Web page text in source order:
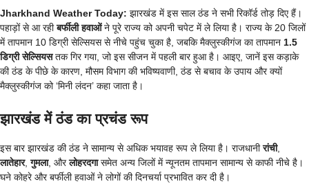
Jharkhand Weather Today: झारखंड में इस साल ठंड ने सभी रिकॉर्ड तोड़ दिए हैं।
पहाड़ों से आ रहीबर्फीली हवाओंने पूरे राज्य को अपनी चपेट में ले लिया है। राज्य के 20 जिलों
में तापमान 10 डिग्री सेल्सियस से नीचे पहुंच चुका है, जबकि मैक्लुस्कीगंज का तापमान 1.5
डिग्री सेल्सियसतक गिर गया, जो इस सीजन में पहली बार हुआ है। आइए, जानें इस कड़ाके
की ठंड के पीछे के कारण, मौसम विभाग की भविष्यवाणी, ठंड से बचाव के उपाय और क्यों
मैक्लुस्कीगंज को ‘मिनी लंदन’ कहा जाता है।
झारखंड में ठंड का प्रचंड रूप
इस बार झारखंड की ठंड ने सामान्य से अधिक भयावह रूप ले लिया है। राजधानीरांची,
लातेहार,गुमला, औरलोहरदगासमेत अन्य जिलों में न्यूनतम तापमान सामान्य से काफी नीचे है।
घने कोहरे और बर्फीली हवाओं ने लोगों की दिनचर्या प्रभावित कर दी है।